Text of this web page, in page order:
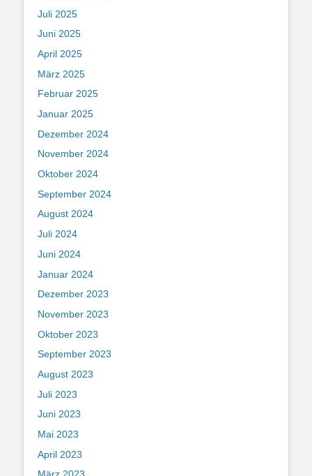
Juli 2025
Juni 2025
April 2025
März 2025
Februar 2025
Januar 2025
Dezember 2024
November 2024
Oktober 2024
September 2024
August 2024
Juli 2024
Juni 2024
Januar 2024
Dezember 2023
November 2023
Oktober 2023
September 2023
August 2023
Juli 2023
Juni 2023
Mai 2023
April 2023